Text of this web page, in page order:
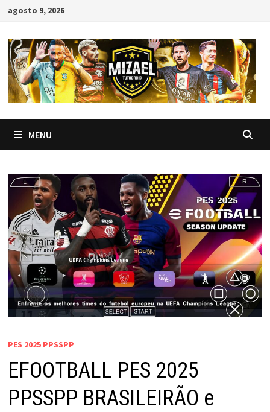
Skip
content
agosto 9, 2026
MENU
PES 2025 PPSSPP
EFOOTBALL PES 2025
PPSSPP BRASILEIRÃO e